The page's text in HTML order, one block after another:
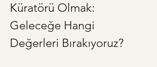
Küratörü Olmak:
Geleceğe Hangi
Değerleri Bırakıyoruz?